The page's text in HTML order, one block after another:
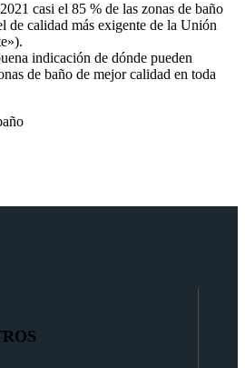
casi el 85 % de las zonas de baño
de calidad más exigente de la Unión
indicación de dónde pueden
de baño de mejor calidad en toda